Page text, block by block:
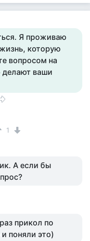
Я проживаю
которую
вопросом на
делают ваши
1
А если бы
прикол по
поняли это)